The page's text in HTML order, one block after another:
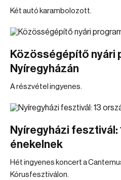
Két autó karambolozott.
Közösségépítő nyári
Nyíregyházán
A részvétel ingyenes.
Nyíregyházi
énekelnek
Hét ingyenes koncert a
Kórusfesztiválon.